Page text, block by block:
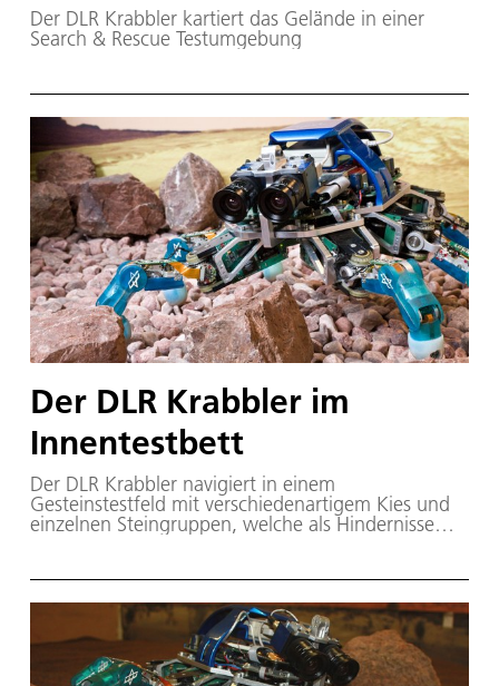
Der DLR Krabbler kartiert das Gelände in einer
Search & Rescue Testumgebung
Der DLR Krabbler im
Innentestbett
Der DLR Krabbler navigiert in einem
Gesteinstestfeld mit verschiedenartigem Kies und
einzelnen Steingruppen, welche als Hindernisse